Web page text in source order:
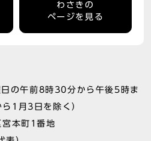
わさきの
ページを見る
の午前8時30分から午後5時ま
1月3日を除く）
本町1番地